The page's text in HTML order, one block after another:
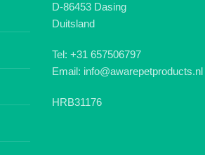
D-86453 Dasing
Duitsland
Tel: +31 657506797
Email: info@awarepetproducts.nl
HRB31176